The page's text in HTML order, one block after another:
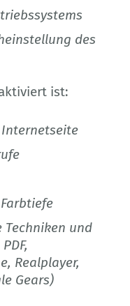
des
ist:
Internetseite
Techniken und
Realplayer,
Gears)